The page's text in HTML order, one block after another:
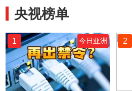
央视榜单
1 今日亚洲 2